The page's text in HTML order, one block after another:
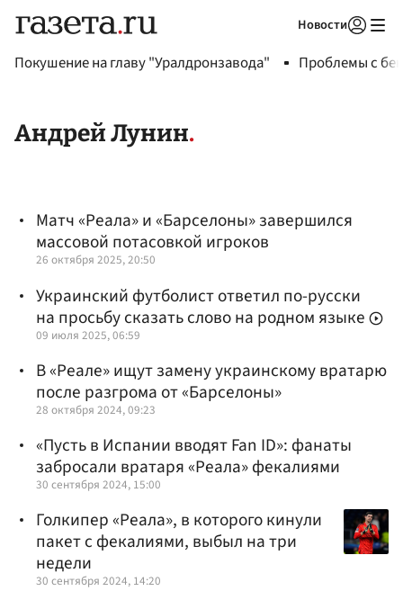
Новости
Покушение на главу "Уралдронзавода" Проблемы с
Андрей Лунин
Матч «Реала» и «Барселоны» завершился
массовой потасовкой игроков
26 октября 2025, 20:50
Украинский футболист ответил по-русски
на просьбу сказать слово на родном языке
09 июля 2025, 06:59
В «Реале» ищут замену украинскому вратарю
после разгрома от «Барселоны»
28 октября 2024, 09:23
«Пусть в Испании вводят Fan ID»: фанаты
забросали вратаря «Реала» фекалиями
30 сентября 2024, 15:00
Голкипер «Реала», в которого кинули
пакет с фекалиями, выбыл на три
недели
30 сентября 2024, 14:20